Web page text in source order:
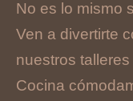
No es lo mismo
Ven a divertirte
nuestros
Cocina